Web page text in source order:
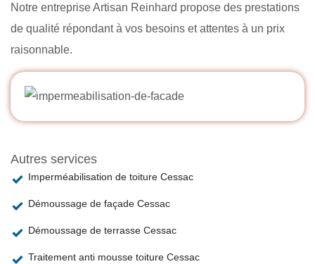
Notre entreprise Artisan Reinhard propose des prestations
de qualité répondant à vos besoins et attentes à un prix
raisonnable.
Autres services
Imperméabilisation de toiture Cessac
Démoussage de façade Cessac
Démoussage de terrasse Cessac
Traitement anti mousse toiture Cessac